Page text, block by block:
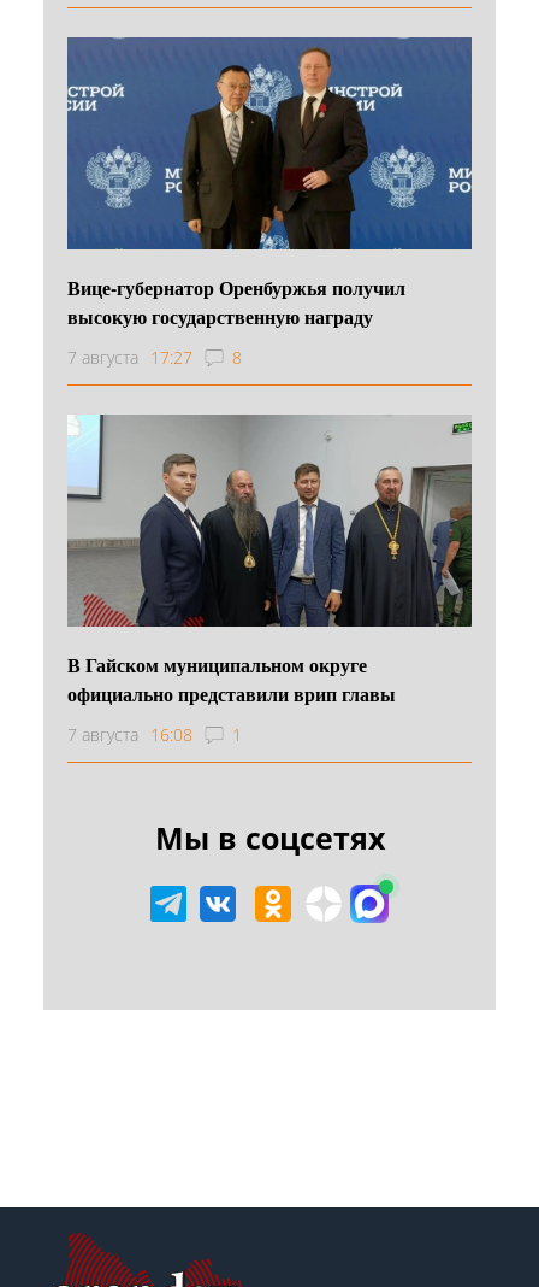
Вице-губернатор Оренбуржья получил
высокую государственную награду
7 августа 17:27 8
В Гайском муниципальном округе
официально представили врип главы
7 августа 16:08 1
Мы в соцсетях